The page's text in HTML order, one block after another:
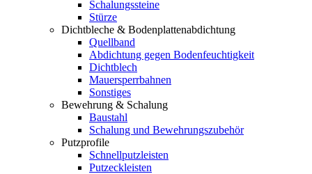
Schalungssteine
Stürze
Dichtbleche & Bodenplattenabdichtung
Quellband
Abdichtung gegen Bodenfeuchtigkeit
Dichtblech
Mauersperrbahnen
Sonstiges
Bewehrung & Schalung
Baustahl
Schalung und Bewehrungszubehör
Putzprofile
Schnellputzleisten
Putzeckleisten